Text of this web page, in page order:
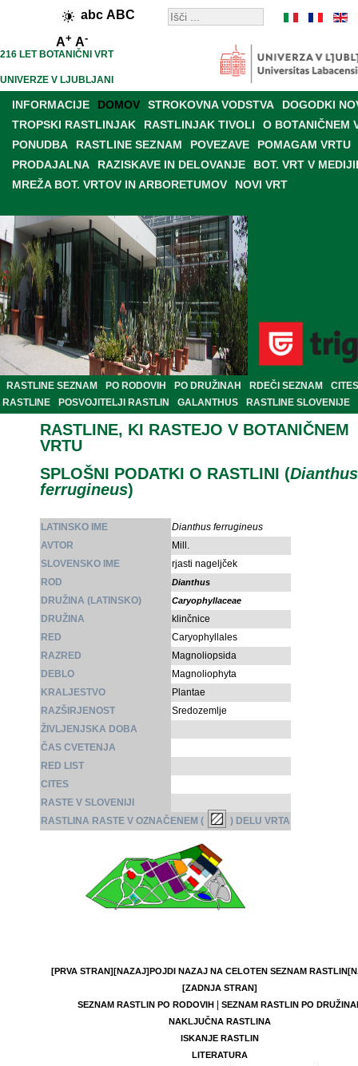
abc ABC
A+ A-
216 LET BOTANIČNI VRT
UNIVERZE V LJUBLJANI
INFORMACIJE DOMOV STROKOVNA VODSTVA
DOGODKI
TROPSKI RASTLINJAK
RASTLINJAK TIVOLI
O BOTANIČNEM
PONUDBA
RASTLINE SEZNAM POVEZAVE
POMAGAM VRTU
PRODAJALNA
RAZISKAVE IN DELOVANJE
BOT. VRT V
MREŽA BOT. VRTOV IN ARBORETUMOV
NOVI VRT
RASTLINE SEZNAM PO RODOVIH PO DRUŽINAH RDEČI SEZNAM
CITES
RASTLINE
POSVOJITELJI RASTLIN GALANTHUS RASTLINE SLOVENIJE
RASTLINE, KI RASTEJO V BOTANIČNEM
VRTU
SPLOŠNI PODATKI O RASTLINI (Dianthus
ferrugineus)
LATINSKO IME
Dianthus ferrugineus
AVTOR
Mill.
SLOVENSKO IME
rjasti nageljček
ROD
Dianthus
DRUŽINA (LATINSKO) Caryophyllaceae
DRUŽINA
klinčnice
RED
Caryophyllales
RAZRED
Magnoliopsida
DEBLO
Magnoliophyta
KRALJESTVO
Plantae
RAZŠIRJENOST
Sredozemlje
ŽIVLJENJSKA DOBA
ČAS CVETENJA
RED LIST
CITES
RASTE V SLOVENIJI
RASTLINA RASTE V OZNAČENEM (
) DELU VRTA
[PRVA STRAN][NAZAJ]POJDI NAZAJ NA CELOTEN SEZNAM RASTLIN
[ZADNJA STRAN]
SEZNAM RASTLIN PO RODOVIH|
SEZNAM RASTLIN PO
NAKLJUČNA RASTLINA
ISKANJE RASTLIN
LITERATURA